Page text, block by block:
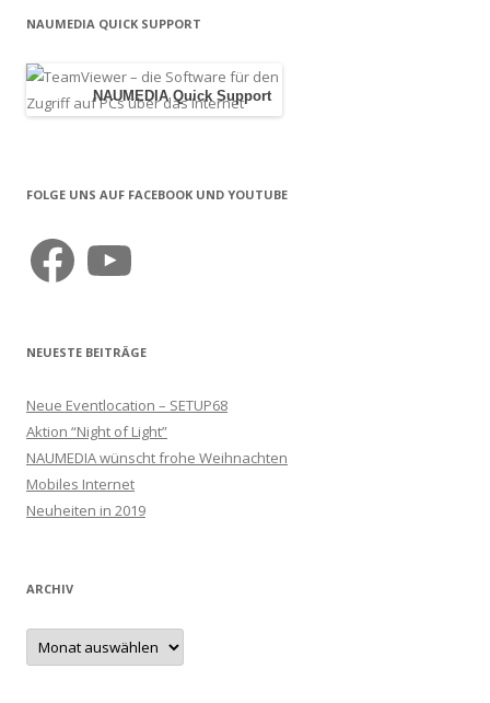
g
a
o
NAUMEDIA QUICK SUPPORT
NAUMEDIA Quick Support
FOLGE UNS AUF FACEBOOK UND YOUTUBE
FacebookYouTube
NEUESTE BEITRÄGE
Neue Eventlocation – SETUP68
Aktion “Night of Light”
NAUMEDIA wünscht frohe Weihnachten
Mobiles Internet
Neuheiten in 2019
ARCHIV
Archiv